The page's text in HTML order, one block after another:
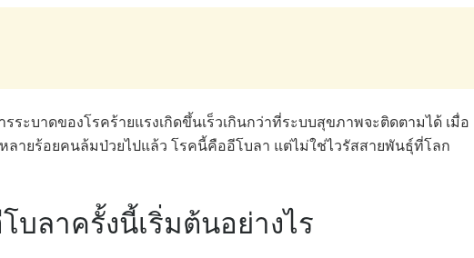
ระบาดของโรคร้ายแรงเกิดขึ้นเร็วเกินกว่าที่ระบบสุขภาพจะติดตามได้ เมื่อ
ายร้อยคนล้มป่วยไปแล้ว โรคนี้คืออีโบลา แต่ไม่ใช่ไวรัสสายพันธุ์ที่โลก
บลาครั้งนี้เริ่มต้นอย่างไร